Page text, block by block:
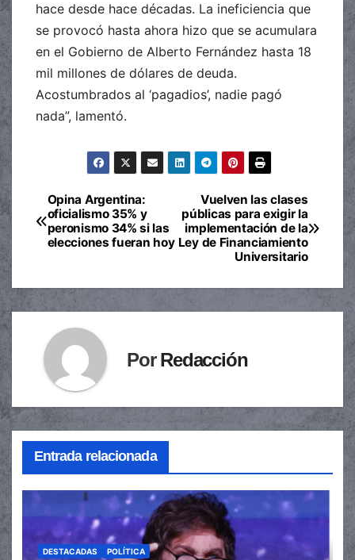
hace desde hace décadas. La ineficiencia que
se provocó hasta ahora hizo que se acumulara
en el Gobierno de Alberto Fernández hasta 18
mil millones de dólares de deuda.
Acostumbrados al ‘pagadios’, nadie pagó
nada”, lamentó.
Navegación
de
Vuelven las clases
públicas para exigir la
implementación de la
Ley de Financiamiento
Universitario
Opina Argentina:
oficialismo 35% y
peronismo 34% si las
elecciones fueran hoy
PorRedacción
Entrada relacionada
DESTACADAS POLÍTICA